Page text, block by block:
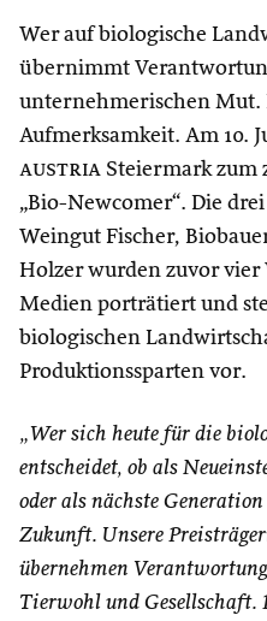
Wer auf biologische
übernimmt
unternehmerischen Mut.
Aufmerksamkeit. Am 10.
austria Steiermark zum
„Bio-Newcomer“. Die
Weingut Fischer,
Holzer wurden zuvor vier
Medien porträtiert und
biologischen
Produktionssparten vor.
„Wer sich heute für die
entscheidet, ob als
oder als nächste
Zukunft. Unsere
übernehmen
Tierwohl und